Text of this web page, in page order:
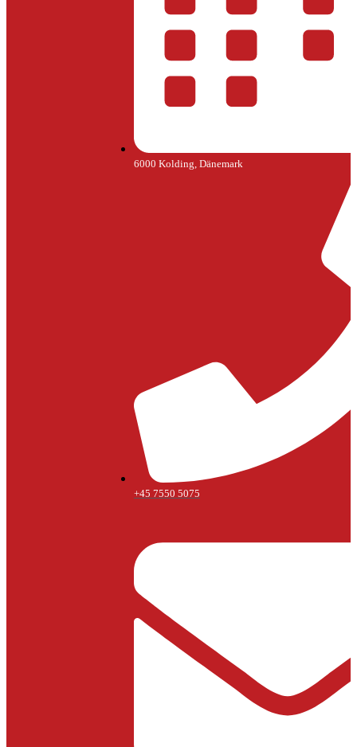
6000 Kolding, Dänemark
+45 7550 5075